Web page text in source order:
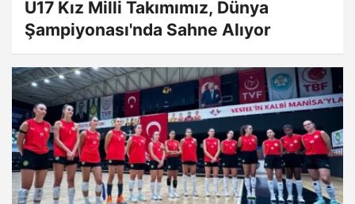
U17 Kız Milli Takımımız, Dünya
Şampiyonası'nda Sahne Alıyor